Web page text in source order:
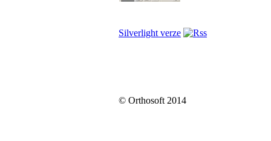
Silverlight verze
© Orthosoft 2014